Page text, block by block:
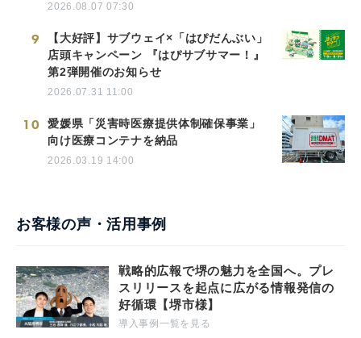
2026.08.07 07:30
9
【大好評】サブウェイ×「はぴだんぶい」
店頭キャンペーン 『はぴサブサマー！』
第2弾開催のお知らせ
2026.07.31 11:00
10
愛媛県「災害時医療提供体制確保事業」
向け医療コンテナを納品
2026.03.19 14:00
お客様の声・活用事例
戦略的広報で堺の魅力を全国へ。プレ
スリリースを起点に広がる情報発信の
好循環【堺市様】
導入事例一覧を見る